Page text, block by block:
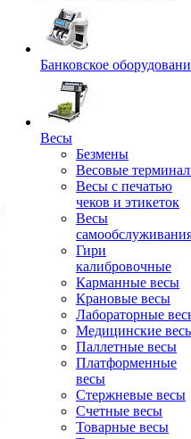
Банковское
Весы
Безмены
Весовые
Весы с печатью
чеков и этикеток
Весы
Гири
калибровочные
Карманные весы
Крановые весы
Лабораторные
Медицинские
Паллетные весы
Платформенные
весы
Стержневые весы
Счетные весы
Товарные весы